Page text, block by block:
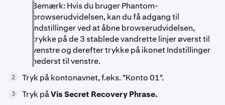
Bemærk: Hvis du bruger Phantom-
browserudvidelsen, kan du få adgang til
Indstillinger ved at åbne browserudvidelsen,
trykke på de 3 stablede vandrette linjer øverst til
venstre og derefter trykke på ikonet Indstillinger
nederst til venstre.
2 Tryk på kontonavnet, f.eks. "Konto 01".
3 Tryk påVis Secret Recovery Phrase.